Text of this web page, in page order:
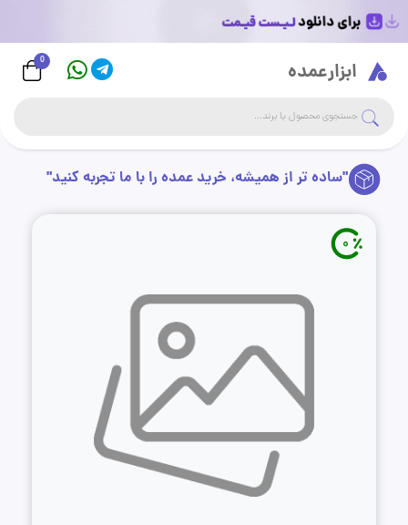
ابزارعمده 0
جستجوی فروشگاه
"ساده تر از همیشه، خرید عمده را با ما تجربه کنید"
0